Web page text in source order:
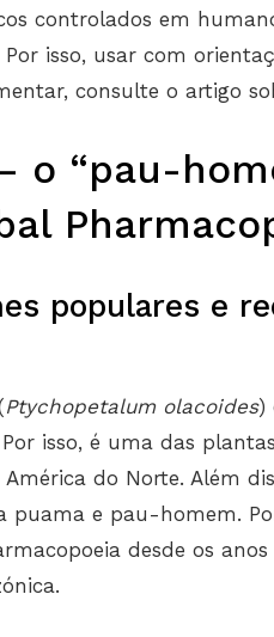
controlados em
isso, usar com
consulte o artigo
o “pau-
populares e
Ptychopetalum olacoides)
isso, é uma das
do Norte. Além
puama e pau-homem.
desde os